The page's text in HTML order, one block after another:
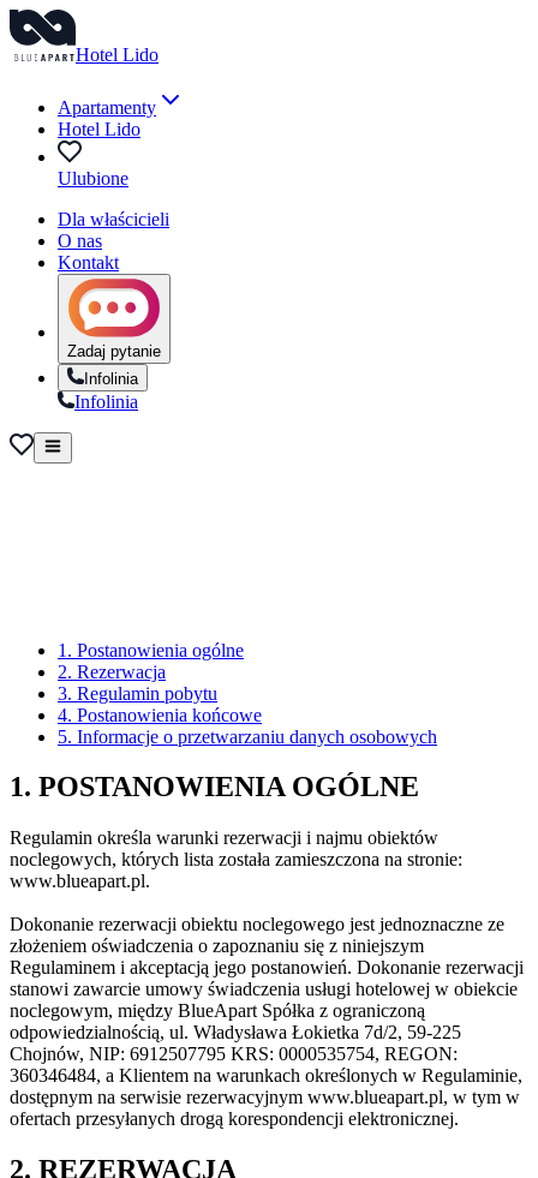
Hotel Lido
Apartamenty
Hotel Lido
Ulubione
Dla właścicieli
O nas
Kontakt
Zadaj pytanie
Infolinia
Infolinia
Regulamin
1. Postanowienia ogólne
2. Rezerwacja
3. Regulamin pobytu
4. Postanowienia końcowe
5. Informacje o przetwarzaniu danych osobowych
1. POSTANOWIENIA OGÓLNE
Regulamin określa warunki rezerwacji i najmu obiektów
noclegowych, których lista została zamieszczona na stronie:
www.blueapart.pl.
Dokonanie rezerwacji obiektu noclegowego jest jednoznaczne ze
złożeniem oświadczenia o zapoznaniu się z niniejszym
Regulaminem i akceptacją jego postanowień. Dokonanie rezerwacji
stanowi zawarcie umowy świadczenia usługi hotelowej w obiekcie
noclegowym, między BlueApart Spółka z ograniczoną
odpowiedzialnością, ul. Władysława Łokietka 7d/2, 59-225
Chojnów, NIP: 6912507795 KRS: 0000535754, REGON:
360346484, a Klientem na warunkach określonych w Regulaminie,
dostępnym na serwisie rezerwacyjnym www.blueapart.pl, w tym w
ofertach przesyłanych drogą korespondencji elektronicznej.
2. REZERWACJA